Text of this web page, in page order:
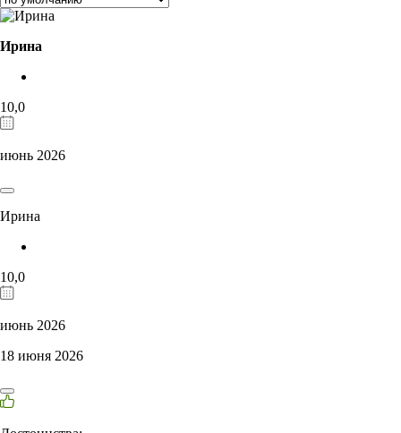
Ирина
10,0
июнь 2026
Ирина
10,0
июнь 2026
18 июня 2026